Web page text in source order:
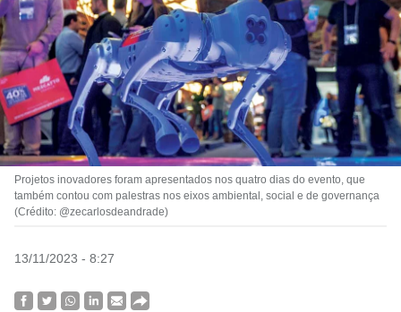
Projetos inovadores foram apresentados nos quatro dias do evento, que
também contou com palestras nos eixos ambiental, social e de governança
(Crédito: @zecarlosdeandrade)
13/11/2023 - 8:27